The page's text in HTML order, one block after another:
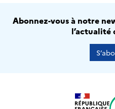
Abonnez-vous à notre
l’actualité